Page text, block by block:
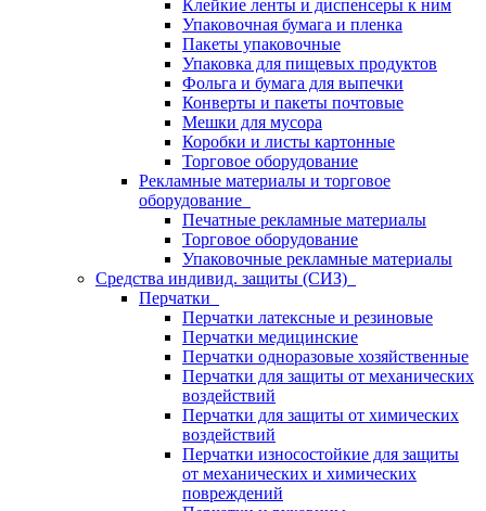
Клейкие ленты и диспенсеры к ним
Упаковочная бумага и пленка
Пакеты упаковочные
Упаковка для пищевых продуктов
Фольга и бумага для выпечки
Конверты и пакеты почтовые
Мешки для мусора
Коробки и листы картонные
Торговое оборудование
Рекламные материалы и торговое
оборудование
Печатные рекламные материалы
Торговое оборудование
Упаковочные рекламные материалы
Средства индивид. защиты (СИЗ)
Перчатки
Перчатки латексные и резиновые
Перчатки медицинские
Перчатки одноразовые хозяйственные
Перчатки для защиты от механических
воздействий
Перчатки для защиты от химических
воздействий
Перчатки износостойкие для защиты
от механических и химических
повреждений